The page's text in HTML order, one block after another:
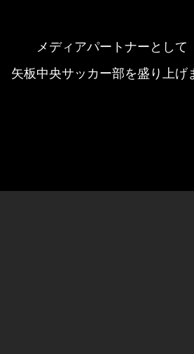
メディアパートナーとして
矢板中央サッカー部を盛り上げ